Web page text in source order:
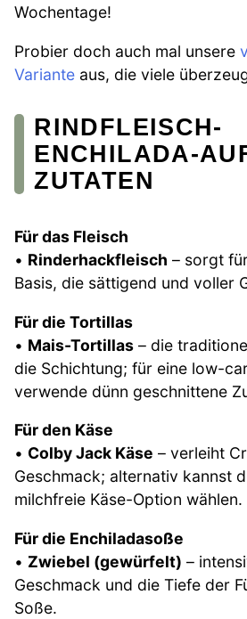
Wochentage!
Probier doch auch mal unsere
Variante aus, die viele
RINDFLEISCH-
ENCHILADA-
ZUTATEN
Für das Fleisch
• Rinderhackfleisch – sorgt
Basis, die sättigend und voller
Für die Tortillas
• Mais-Tortillas – die
die Schichtung; für eine low-
verwende dünn geschnittene
Für den Käse
• Colby Jack Käse – verleiht
Geschmack; alternativ kannst
milchfreie Käse-Option wählen.
Für die Enchiladasoße
• Zwiebel (gewürfelt) –
Geschmack und die Tiefe der
Soße.